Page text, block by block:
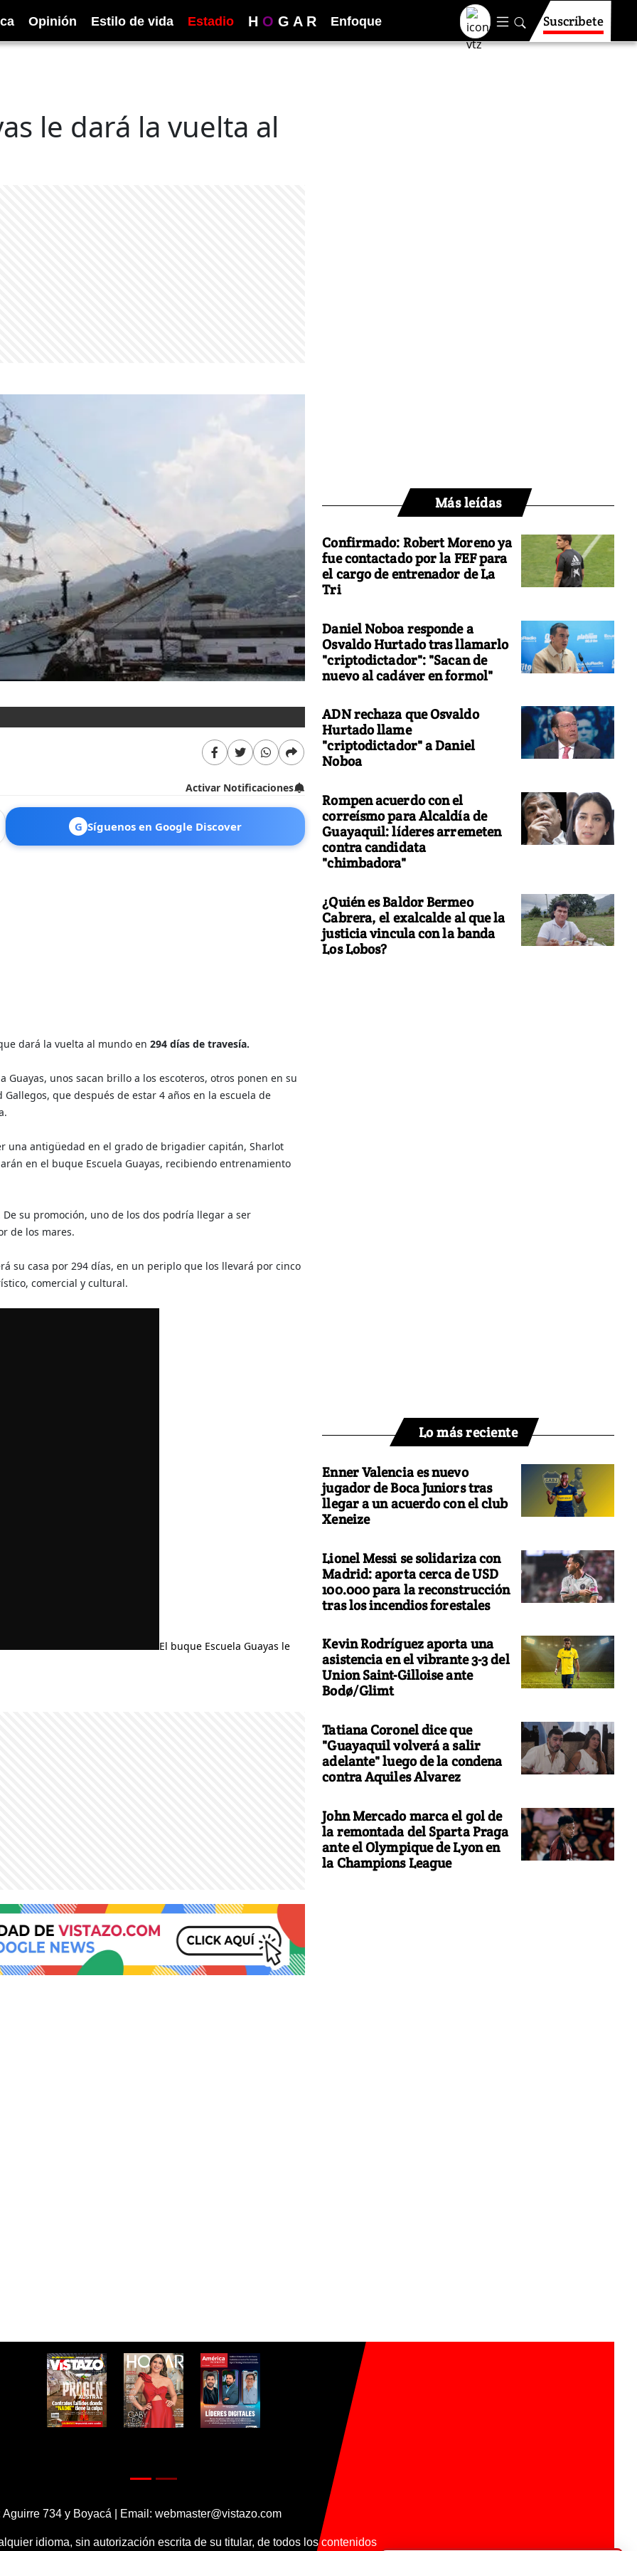
Opinión Estilo de vida Estadio H O G A R Enfoque Suscríbete
le dará la vuelta al
Activar Notificaciones
G Síguenos en Google Discover
dará la vuelta al mundo en 294 días de travesía.
Guayas, unos sacan brillo a los escoteros, otros ponen en su
que después de estar 4 años en la escuela de
una antigüedad en el grado de brigadier capitán, Sharlot
en el buque Escuela Guayas, recibiendo entrenamiento
su promoción, uno de los dos podría llegar a ser
de los mares.
su casa por 294 días, en un periplo que los llevará por cinco
comercial y cultural.
El buque Escuela Guayas le
Más leídas
Confirmado: Robert Moreno ya
fue contactado por la FEF para
el cargo de entrenador de La
Tri
Daniel Noboa responde a
Osvaldo Hurtado tras llamarlo
"criptodictador": "Sacan de
nuevo al cadáver en formol"
ADN rechaza que Osvaldo
Hurtado llame
"criptodictador" a Daniel
Noboa
Rompen acuerdo con el
correísmo para Alcaldía de
Guayaquil: líderes arremeten
contra candidata
"chimbadora"
¿Quién es Baldor Bermeo
Cabrera, el exalcalde al que la
justicia vincula con la banda
Los Lobos?
Lo más reciente
Enner Valencia es nuevo
jugador de Boca Juniors tras
llegar a un acuerdo con el club
Xeneize
Lionel Messi se solidariza con
Madrid: aporta cerca de USD
100.000 para la reconstrucción
tras los incendios forestales
Kevin Rodríguez aporta una
asistencia en el vibrante 3-3 del
Union Saint-Gilloise ante
Bodø/Glimt
Tatiana Coronel dice que
"Guayaquil volverá a salir
adelante" luego de la condena
contra Aquiles Alvarez
John Mercado marca el gol de
la remontada del Sparta Praga
ante el Olympique de Lyon en
la Champions League
734 y Boyacá | Email: webmaster@vistazo.com
idioma, sin autorización escrita de su titular, de todos los contenidos